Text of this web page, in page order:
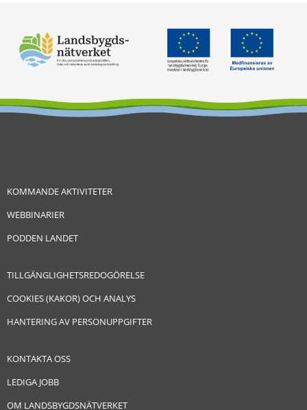
KOMMANDE AKTIVITETER
WEBBINARIER
PODDEN LANDET
TILLGÄNGLIGHETSREDOGÖRELSE
COOKIES (KAKOR) OCH ANALYS
HANTERING AV PERSONUPPGIFTER
KONTAKTA OSS
LEDIGA JOBB
OM LANDSBYGDSNÄTVERKET